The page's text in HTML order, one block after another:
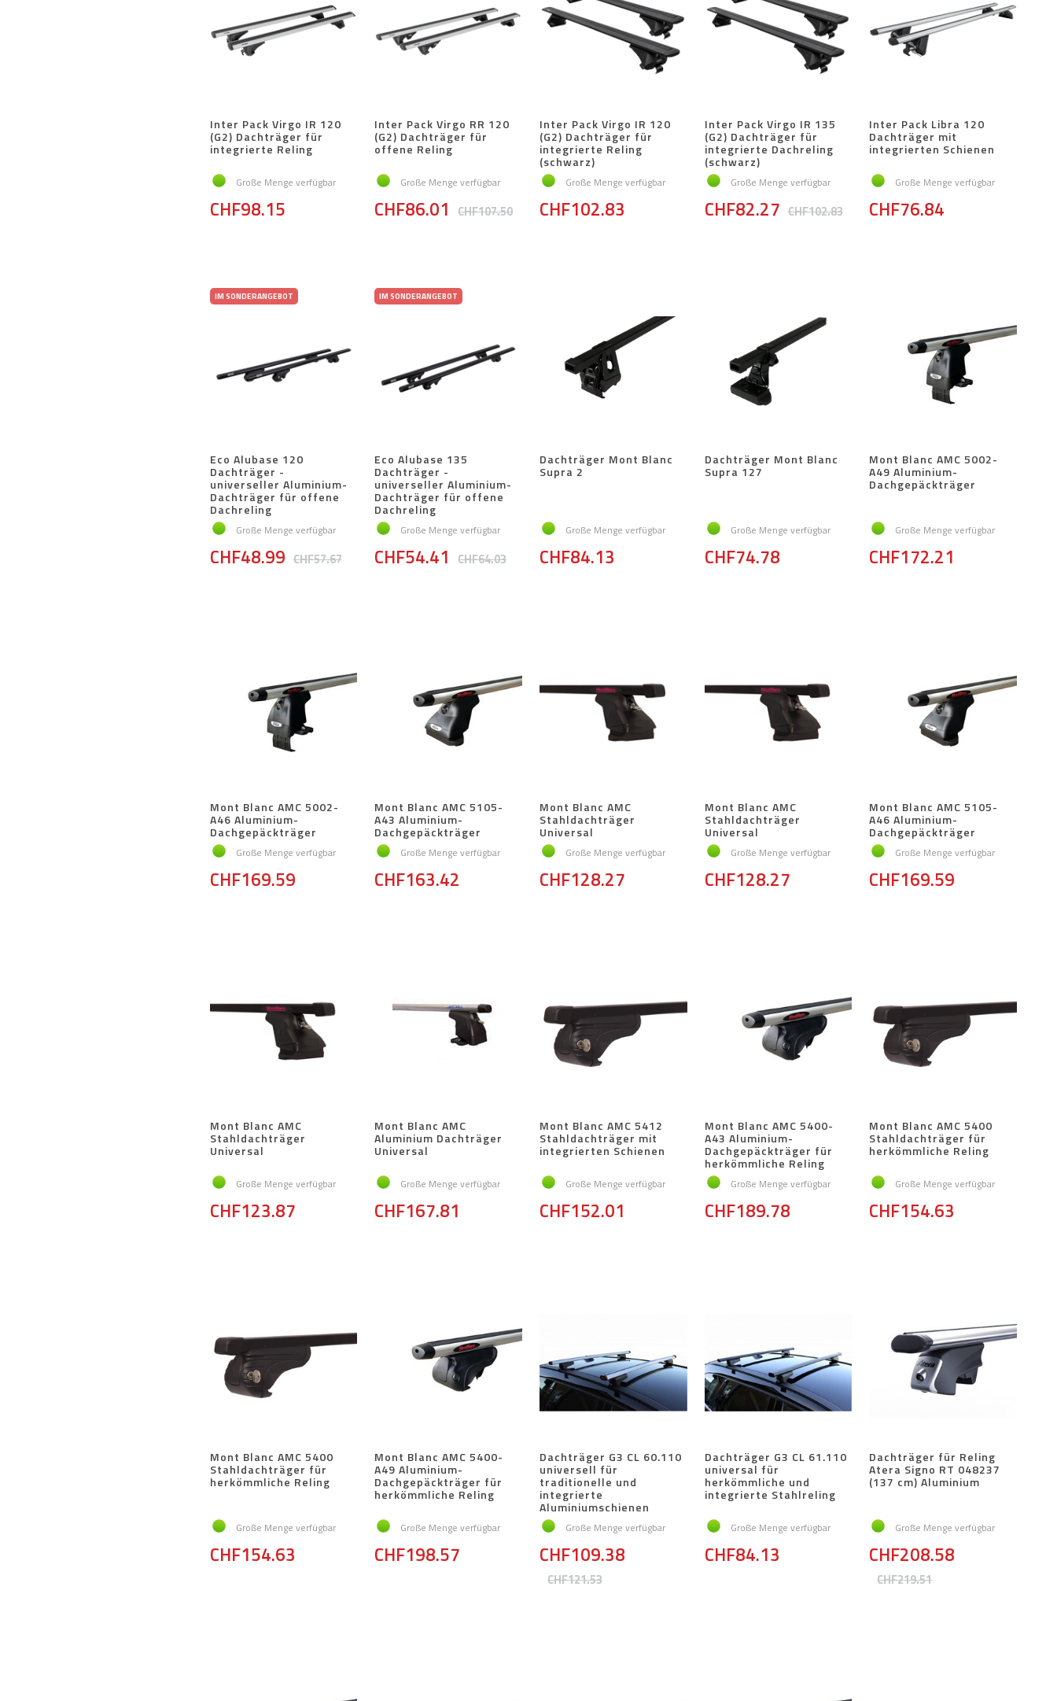
Inter Pack Virgo IR 120
(G2) Dachträger für
integrierte Reling
Große Menge verfügbar
CHF98.15
Inter Pack Virgo RR 120
(G2) Dachträger für
offene Reling
Große Menge verfügbar
CHF107.50
CHF86.01
Inter Pack Virgo IR 120
(G2) Dachträger für
integrierte Reling
(schwarz)
Große Menge verfügbar
CHF102.83
Inter Pack Virgo IR 135
(G2) Dachträger für
integrierte Dachreling
(schwarz)
Große Menge verfügbar
CHF102.83
CHF82.27
Inter Pack Libra 120
Dachträger mit
integrierten Schienen
Große Menge verfügbar
CHF76.84
IM SONDERANGEBOT
Eco Alubase 120
Dachträger -
universeller Aluminium-
Dachträger für offene
Dachreling
Große Menge verfügbar
CHF57.67
CHF48.99
IM SONDERANGEBOT
Eco Alubase 135
Dachträger -
universeller Aluminium-
Dachträger für offene
Dachreling
Große Menge verfügbar
CHF64.03
CHF54.41
Dachträger Mont Blanc
Supra 2
Große Menge verfügbar
CHF84.13
Dachträger Mont Blanc
Supra 127
Große Menge verfügbar
CHF74.78
Mont Blanc AMC 5002-
A49 Aluminium-
Dachgepäckträger
Große Menge verfügbar
CHF172.21
Mont Blanc AMC 5002-
A46 Aluminium-
Dachgepäckträger
Große Menge verfügbar
CHF169.59
Mont Blanc AMC 5105-
A43 Aluminium-
Dachgepäckträger
Große Menge verfügbar
CHF163.42
Mont Blanc AMC
Stahldachträger
Universal
Große Menge verfügbar
CHF128.27
Mont Blanc AMC
Stahldachträger
Universal
Große Menge verfügbar
CHF128.27
Mont Blanc AMC 5105-
A46 Aluminium-
Dachgepäckträger
Große Menge verfügbar
CHF169.59
Mont Blanc AMC
Stahldachträger
Universal
Große Menge verfügbar
CHF123.87
Mont Blanc AMC
Aluminium Dachträger
Universal
Große Menge verfügbar
CHF167.81
Mont Blanc AMC 5412
Stahldachträger mit
integrierten Schienen
Große Menge verfügbar
CHF152.01
Mont Blanc AMC 5400-
A43 Aluminium-
Dachgepäckträger für
herkömmliche Reling
Große Menge verfügbar
CHF189.78
Mont Blanc AMC 5400
Stahldachträger für
herkömmliche Reling
Große Menge verfügbar
CHF154.63
Mont Blanc AMC 5400
Stahldachträger für
herkömmliche Reling
Große Menge verfügbar
CHF154.63
Mont Blanc AMC 5400-
A49 Aluminium-
Dachgepäckträger für
herkömmliche Reling
Große Menge verfügbar
CHF198.57
Dachträger G3 CL 60.110
universell für
traditionelle und
integrierte
Aluminiumschienen
Große Menge verfügbar
CHF121.53
CHF109.38
Dachträger G3 CL 61.110
universal für
herkömmliche und
integrierte Stahlreling
Große Menge verfügbar
CHF84.13
Dachträger für Reling
Atera Signo RT 048237
(137 cm) Aluminium
Große Menge verfügbar
CHF219.51
CHF208.58